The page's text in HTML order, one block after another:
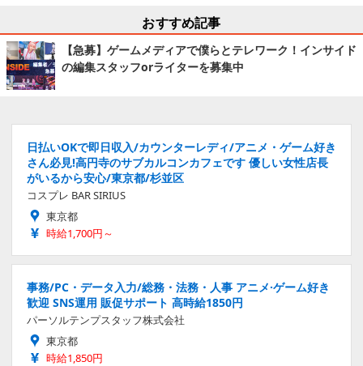
おすすめ記事
【急募】ゲームメディアで僕らとテレワーク！インサイド
の編集スタッフorライターを募集中
日払いOKで即日収入/カウンターレディ/アニメ・ゲーム好き
さん必見!高円寺のサブカルコンカフェです 優しい女性店長
がいるから安心/東京都/杉並区
コスプレ BAR SIRIUS
東京都
時給1,700円～
事務/PC・データ入力/総務・法務・人事 アニメ·ゲーム好き
歓迎 SNS運用 販促サポート 高時給1850円
パーソルテンプスタッフ株式会社
東京都
時給1,850円